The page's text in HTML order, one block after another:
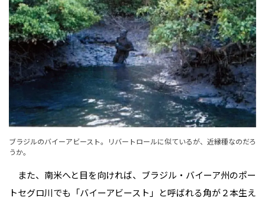
ブラジルのバイーアビースト。リバートロールに似ているが、近縁種なのだろ
うか。
また、南米へと目を向ければ、ブラジル・バイーア州のポー
トセグロ川でも「バイーアビースト」と呼ばれる角が２本生え